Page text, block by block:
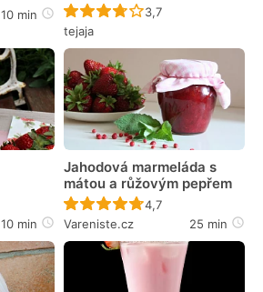
10 min Recept ještě nebyl
3,7
tejaja
nebyl hodnocen
10 min
Jahodová marmeláda s
mátou a růžovým pepřem
Recept ještě nebyl
4,7
Vareniste.cz
25 min